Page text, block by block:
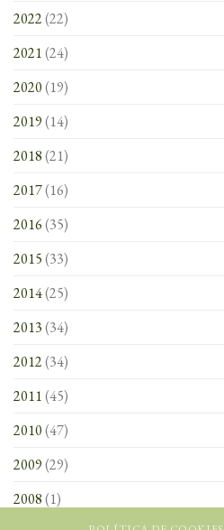
2022(22)
2021(24)
2020(19)
2019(14)
2018(21)
2017(16)
2016(35)
2015(33)
2014(25)
2013(34)
2012(34)
2011(45)
2010(47)
2009(29)
2008(1)